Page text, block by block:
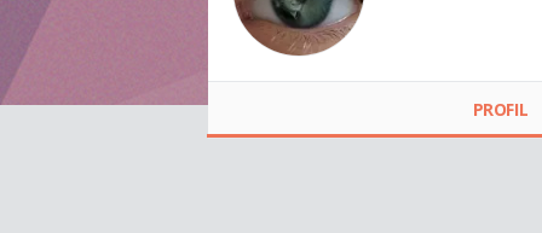
PROFIL